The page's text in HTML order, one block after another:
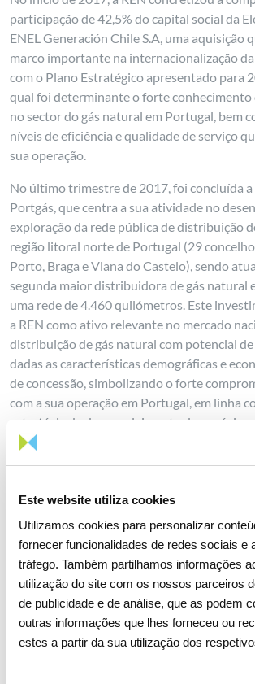
Este website utiliza cookies
Utilizamos cookies para personalizar
fornecer funcionalidades de redes sociais e
tráfego. Também partilhamos informações
utilização do site com os nossos parceiros
de publicidade e de análise, que as podem
outras informações que lhes forneceu ou
estes a partir da sua utilização dos
participação de 42,5% do capital social da
ENEL Generación Chile S.A, uma aquisição
marco importante na internacionalização da
com o Plano Estratégico apresentado para
qual foi determinante o forte conhecimento
no sector do gás natural em Portugal, bem
níveis de eficiência e qualidade de serviço
sua operação.
No último trimestre de 2017, foi concluída a
Portgás, que centra a sua atividade no
exploração da rede pública de distribuição
região litoral norte de Portugal (29
Porto, Braga e Viana do Castelo), sendo
segunda maior distribuidora de gás natural
uma rede de 4.460 quilómetros. Este
a REN como ativo relevante no mercado
distribuição de gás natural com potencial
dadas as características demográficas e
de concessão, simbolizando o forte
com a sua operação em Portugal, em linha
estratégia de desenvolvimento de negócio.
Com estes investimentos, a REN manteve
agências de notação financeira, a Moody´s, a
A REN, em 2017, plantou 130.298 árvores,
aproximada de 478 hectares, e procedeu à
hectares de faixas de servidão, o que eleva
árvores plantadas no período 2010-2017,
hectares, e para mais de 33.000 hectares a
de servidão no período 2010-2017.
reverter parcialmente a privatização da